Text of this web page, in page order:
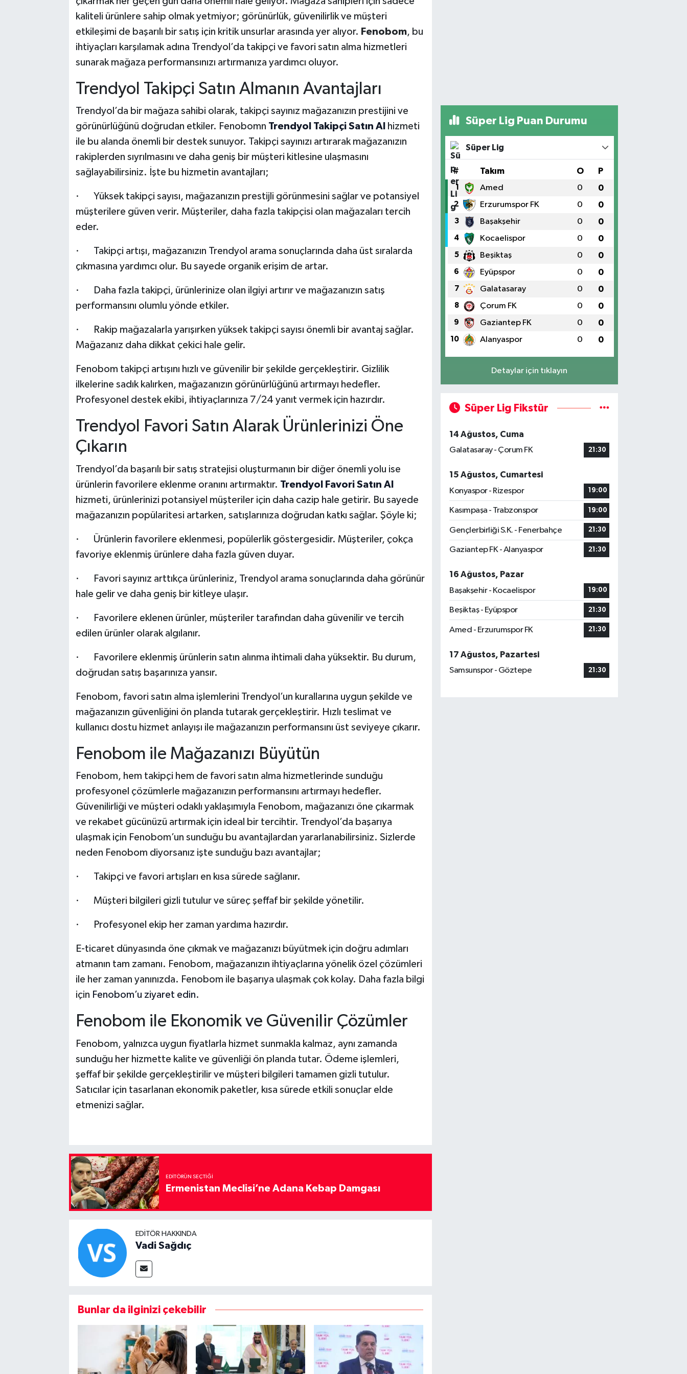
kaliteli ürünlere sahip olmak yetmiyor; görünürlük, güvenilirlik ve müşteri
etkileşimi de başarılı bir satış için kritik unsurlar arasında yer alıyor. Fenobom, bu
ihtiyaçları karşılamak adına Trendyol’da takipçi ve favori satın alma hizmetleri
sunarak mağaza performansınızı artırmanıza yardımcı oluyor.
Trendyol Takipçi Satın Almanın Avantajları
Trendyol’da bir mağaza sahibi olarak, takipçi sayınız mağazanızın prestijini ve
görünürlüğünü doğrudan etkiler. Fenobomn Trendyol Takipçi Satın Al hizmeti
ile bu alanda önemli bir destek sunuyor. Takipçi sayınızı artırarak mağazanızın
rakiplerden sıyrılmasını ve daha geniş bir müşteri kitlesine ulaşmasını
sağlayabilirsiniz. İşte bu hizmetin avantajları;
· Yüksek takipçi sayısı, mağazanızın prestijli görünmesini sağlar ve potansiyel
müşterilere güven verir. Müşteriler, daha fazla takipçisi olan mağazaları tercih
eder.
· Takipçi artışı, mağazanızın Trendyol arama sonuçlarında daha üst sıralarda
çıkmasına yardımcı olur. Bu sayede organik erişim de artar.
· Daha fazla takipçi, ürünlerinize olan ilgiyi artırır ve mağazanızın satış
performansını olumlu yönde etkiler.
· Rakip mağazalarla yarışırken yüksek takipçi sayısı önemli bir avantaj sağlar.
Mağazanız daha dikkat çekici hale gelir.
Fenobom takipçi artışını hızlı ve güvenilir bir şekilde gerçekleştirir. Gizlilik
ilkelerine sadık kalırken, mağazanızın görünürlüğünü artırmayı hedefler.
Profesyonel destek ekibi, ihtiyaçlarınıza 7/24 yanıt vermek için hazırdır.
Trendyol Favori Satın Alarak Ürünlerinizi Öne
Çıkarın
Trendyol’da başarılı bir satış stratejisi oluşturmanın bir diğer önemli yolu ise
ürünlerin favorilere eklenme oranını artırmaktır. Trendyol Favori Satın Al
hizmeti, ürünlerinizi potansiyel müşteriler için daha cazip hale getirir. Bu sayede
mağazanızın popülaritesi artarken, satışlarınıza doğrudan katkı sağlar. Şöyle ki;
· Ürünlerin favorilere eklenmesi, popülerlik göstergesidir. Müşteriler, çokça
favoriye eklenmiş ürünlere daha fazla güven duyar.
· Favori sayınız arttıkça ürünleriniz, Trendyol arama sonuçlarında daha görünür
hale gelir ve daha geniş bir kitleye ulaşır.
· Favorilere eklenen ürünler, müşteriler tarafından daha güvenilir ve tercih
edilen ürünler olarak algılanır.
· Favorilere eklenmiş ürünlerin satın alınma ihtimali daha yüksektir. Bu durum,
doğrudan satış başarınıza yansır.
Fenobom, favori satın alma işlemlerini Trendyol’un kurallarına uygun şekilde ve
mağazanızın güvenliğini ön planda tutarak gerçekleştirir. Hızlı teslimat ve
kullanıcı dostu hizmet anlayışı ile mağazanızın performansını üst seviyeye çıkarır.
Fenobom ile Mağazanızı Büyütün
Fenobom, hem takipçi hem de favori satın alma hizmetlerinde sunduğu
profesyonel çözümlerle mağazanızın performansını artırmayı hedefler.
Güvenilirliği ve müşteri odaklı yaklaşımıyla Fenobom, mağazanızı öne çıkarmak
ve rekabet gücünüzü artırmak için ideal bir tercihtir. Trendyol’da başarıya
ulaşmak için Fenobom’un sunduğu bu avantajlardan yararlanabilirsiniz. Sizlerde
neden Fenobom diyorsanız işte sunduğu bazı avantajlar;
· Takipçi ve favori artışları en kısa sürede sağlanır.
· Müşteri bilgileri gizli tutulur ve süreç şeffaf bir şekilde yönetilir.
· Profesyonel ekip her zaman yardıma hazırdır.
E-ticaret dünyasında öne çıkmak ve mağazanızı büyütmek için doğru adımları
atmanın tam zamanı. Fenobom, mağazanızın ihtiyaçlarına yönelik özel çözümleri
ile her zaman yanınızda. Fenobom ile başarıya ulaşmak çok kolay. Daha fazla bilgi
için Fenobom’u ziyaret edin.
Fenobom ile Ekonomik ve Güvenilir Çözümler
Fenobom, yalnızca uygun fiyatlarla hizmet sunmakla kalmaz, aynı zamanda
sunduğu her hizmette kalite ve güvenliği ön planda tutar. Ödeme işlemleri,
şeffaf bir şekilde gerçekleştirilir ve müşteri bilgileri tamamen gizli tutulur.
Satıcılar için tasarlanan ekonomik paketler, kısa sürede etkili sonuçlar elde
etmenizi sağlar.
EDITÖRÜN SEÇTIĞI
Ermenistan Meclisi’ne Adana Kebap Damgası
EDITÖR HAKKINDA
Vadi Sağdıç
Bunlar da ilginizi çekebilir
Süper Lig Puan Durumu
Süper Lig
# Takım O P
1 Amed 0 0
2 Erzurumspor FK 0 0
3 Başakşehir 0 0
4 Kocaelispor 0 0
5 Beşiktaş 0 0
6 Eyüpspor 0 0
7 Galatasaray 0 0
8 Çorum FK 0 0
9 Gaziantep FK 0 0
10 Alanyaspor 0 0
Detaylar için tıklayın
Süper Lig Fikstür
14 Ağustos, Cuma
Galatasaray - Çorum FK
21:30
15 Ağustos, Cumartesi
Konyaspor - Rizespor
19:00
Kasımpaşa - Trabzonspor 19:00
Gençlerbirliği S.K. - Fenerbahçe 21:30
Gaziantep FK - Alanyaspor 21:30
16 Ağustos, Pazar
Başakşehir - Kocaelispor
19:00
Beşiktaş - Eyüpspor 21:30
Amed - Erzurumspor FK 21:30
17 Ağustos, Pazartesi
Samsunspor - Göztepe
21:30